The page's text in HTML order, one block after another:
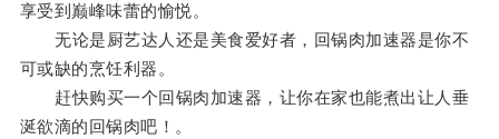
享受到巅峰味蕾的愉悦。
无论是厨艺达人还是美食爱好者，回锅肉加速器是你不
可或缺的烹饪利器。
赶快购买一个回锅肉加速器，让你在家也能煮出让人垂
涎欲滴的回锅肉吧！。